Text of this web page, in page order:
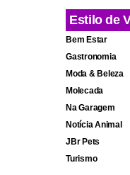
Ontem, a
alimentos e
assessoria
origem
por
estaduais.
Estilo de
Bem Estar
Gastronomia
Moda & Beleza
Molecada
Na Garagem
Notícia Animal
JBr Pets
Turismo